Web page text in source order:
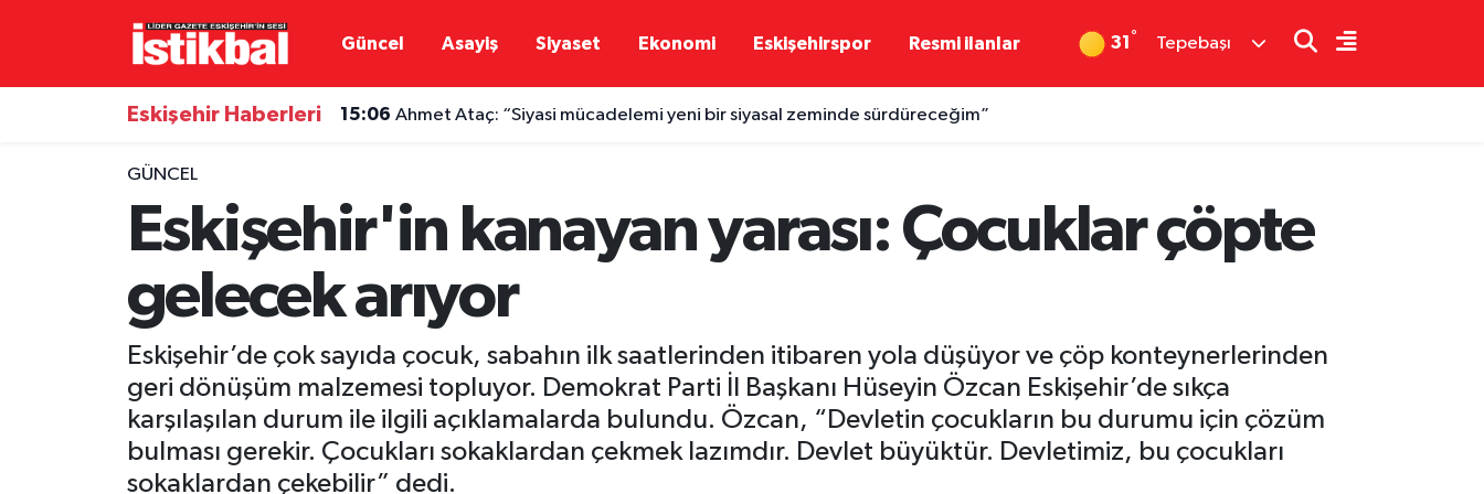
Güncel Asayiş Siyaset Ekonomi Eskişehirspor Resmi ilanlar 31 ° Tepebaşı
Eskişehir Haberleri 15:06 Ahmet Ataç: “Siyasi mücadelemi yeni bir siyasal zeminde sürdüreceğim”
GÜNCEL
Eskişehir'in kanayan yarası: Çocuklar çöpte
gelecek arıyor
Eskişehir’de çok sayıda çocuk, sabahın ilk saatlerinden itibaren yola düşüyor ve çöp konteynerlerinden
geri dönüşüm malzemesi topluyor. Demokrat Parti İl Başkanı Hüseyin Özcan Eskişehir’de sıkça
karşılaşılan durum ile ilgili açıklamalarda bulundu. Özcan, “Devletin çocukların bu durumu için çözüm
bulması gerekir. Çocukları sokaklardan çekmek lazımdır. Devlet büyüktür. Devletimiz, bu çocukları
sokaklardan çekebilir” dedi.
Eskişehirspor
Ekonomi
Eskişehir Nöbetçi Eczaneler
Eskişehir Trafik Yoğunluk Haritası
TFF 3.Lig 4.Grup Puan Durumu ve Fikstür
Tüm Manşetler
Son Dakika Haberleri
Haber Arşivi